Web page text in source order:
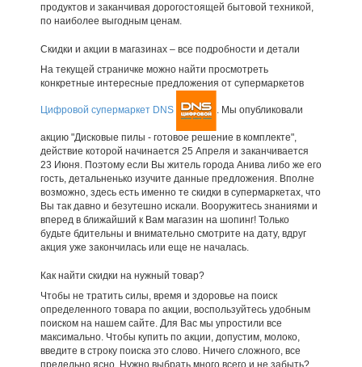
продуктов и заканчивая дорогостоящей бытовой техникой,
по наиболее выгодным ценам.
Скидки и акции в магазинах – все подробности и детали
На текущей страничке можно найти просмотреть
конкретные интересные предложения от супермаркетов
Цифровой супермаркет DNS . Мы опубликовали
акцию "Дисковые пилы - готовое решение в комплекте",
действие которой начинается 25 Апреля и заканчивается
23 Июня. Поэтому если Вы житель города Анива либо же его
гость, детальненько изучите данные предложения. Вполне
возможно, здесь есть именно те скидки в супермаркетах, что
Вы так давно и безутешно искали. Вооружитесь знаниями и
вперед в ближайший к Вам магазин на шопинг! Только
будьте бдительны и внимательно смотрите на дату, вдруг
акция уже закончилась или еще не началась.
Как найти скидки на нужный товар?
Чтобы не тратить силы, время и здоровье на поиск
определенного товара по акции, воспользуйтесь удобным
поиском на нашем сайте. Для Вас мы упростили все
максимально. Чтобы купить по акции, допустим, молоко,
введите в строку поиска это слово. Ничего сложного, все
предельно ясно. Нужно выбрать много всего и не забыть?